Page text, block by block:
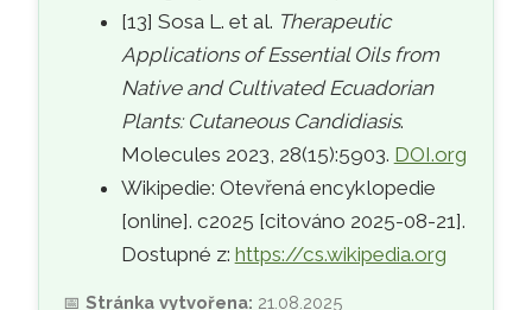
[13] Sosa L. et al. Therapeutic
Applications of Essential Oils from
Native and Cultivated Ecuadorian
Plants: Cutaneous Candidiasis.
Molecules 2023, 28(15):5903. DOI.org
Wikipedie: Otevřená encyklopedie
[online]. c2025 [citováno 2025-08-21].
Dostupné z: https://cs.wikipedia.org
📅Stránka vytvořena: 21.08.2025